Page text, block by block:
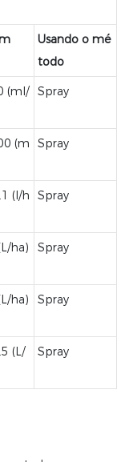
Usando o mé
todo
(ml/
Spray
(m
Spray
(l/h
Spray
ha) Spray
ha) Spray
(L/
Spray